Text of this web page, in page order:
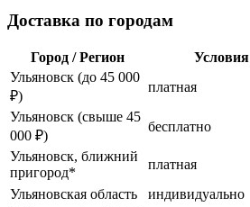
Доставка по городам
Город / Регион Условия
Ульяновск (до 45 000
₽)
платная
Ульяновск (свыше 45
000 ₽)
бесплатно
Ульяновск, ближний
пригород*
платная
Ульяновская область
индивидуально